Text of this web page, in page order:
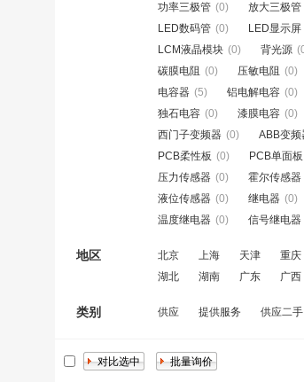
功率三极管 (0) 放大三极管
LED数码管 (0) LED显示屏
LCM液晶模块 (0) 背光源
碳膜电阻 (0) 压敏电阻 (0)
电容器 (5) 铝电解电容 (0)
独石电容 (0) 漆膜电容 (0)
西门子变频器 (0) ABB变频
PCB柔性板 (0) PCB单面板
压力传感器 (0) 霍尔传感器
液位传感器 (0) 继电器 (0)
温度继电器 (0) 信号继电器
地区 北京 上海 天津 重庆
湖北
湖南 广东 广西
类别 供应 提供服务 供应二手